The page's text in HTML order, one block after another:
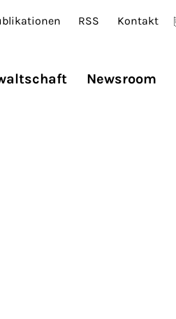
RSS Kontakt
Newsroom